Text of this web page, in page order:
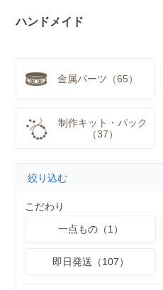
ハンドメイド
金属パーツ（65）
制作キット・パック
（37）
絞り込む
こだわり
一点もの（1）
即日発送（107）